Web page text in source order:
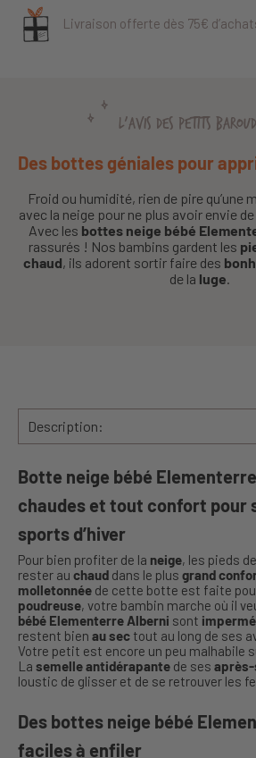
Livraison offerte dès 75€
L'AVIS DES PETITS
Des bottes géniales pour
Froid ou humidité, rien de pire qu’une
avec la neige pour ne plus avoir envie
Avec les bottes neige bébé
rassurés ! Nos bambins gardent les
chaud, ils adorent sortir faire des
de la luge.
Description:
Botte neige bébé
chaudes et tout confort pour
sports d’hiver
Pour bien profiter de la neige, les pieds
rester au chaud dans le plus grand
molletonnée de cette botte est faite
poudreuse, votre bambin marche où il
bébé Elementerre Alberni sont
restent bien au sec tout au long de ses
Votre petit est encore un peu malhabile
La semelle antidérapante de ses après-
loustic de glisser et de se retrouver les
Des bottes neige bébé
faciles à enfiler